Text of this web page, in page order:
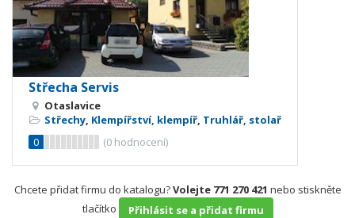
Střecha Servis
Otaslavice
Střechy, Klempířství, klempíř, Truhlář, stolař
0
(0 hodnocení)
Chcete přidat firmu do katalogu?Volejte 771 270 421 nebo stiskněte
tlačítko
Přihlásit se a přidat firmu